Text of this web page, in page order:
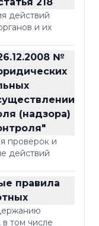
действий
и их
№
(надзора)
проверок и
действий
правила
в том числе